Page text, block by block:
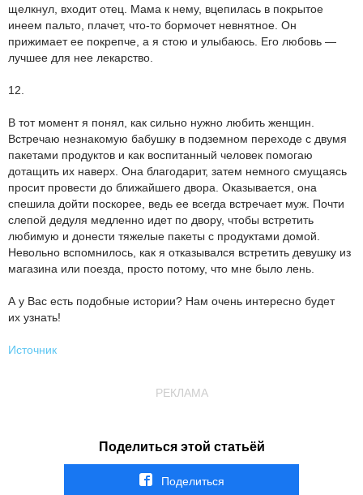
щелкнул, входит отец. Мама к нему, вцепилась в покрытое
инеем пальто, плачет, что-то бормочет невнятное. Он
прижимает ее покрепче, а я стою и улыбаюсь. Его любовь —
лучшее для нее лекарство.
12.
В тот момент я понял, как сильно нужно любить женщин.
Встречаю незнакомую бабушку в подземном переходе с двумя
пакетами продуктов и как воспитанный человек помогаю
дотащить их наверх. Она благодарит, затем немного смущаясь
просит провести до ближайшего двора. Оказывается, она
спешила дойти поскорее, ведь ее всегда встречает муж. Почти
слепой дедуля медленно идет по двору, чтобы встретить
любимую и донести тяжелые пакеты с продуктами домой.
Невольно вспомнилось, как я отказывался встретить девушку из
магазина или поезда, просто потому, что мне было лень.
А у Вас есть подобные истории? Нам очень интересно будет
их узнать!
Источник
РЕКЛАМА
Поделиться этой статьёй
Поделиться